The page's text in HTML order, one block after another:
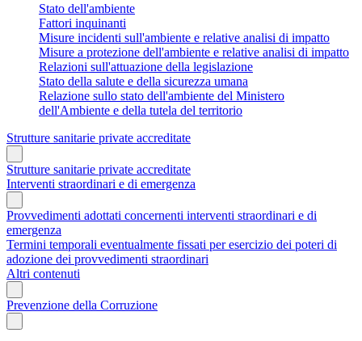
Stato dell'ambiente
Fattori inquinanti
Misure incidenti sull'ambiente e relative analisi di impatto
Misure a protezione dell'ambiente e relative analisi di impatto
Relazioni sull'attuazione della legislazione
Stato della salute e della sicurezza umana
Relazione sullo stato dell'ambiente del Ministero
dell'Ambiente e della tutela del territorio
Strutture sanitarie private accreditate
Strutture sanitarie private accreditate
Interventi straordinari e di emergenza
Provvedimenti adottati concernenti interventi straordinari e di
emergenza
Termini temporali eventualmente fissati per esercizio dei poteri di
adozione dei provvedimenti straordinari
Altri contenuti
Prevenzione della Corruzione